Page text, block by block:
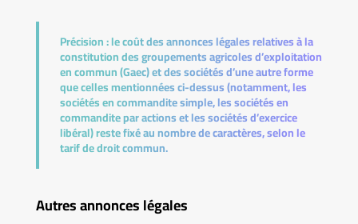
Précision :le coût des annonces légales relatives à la
constitution des groupements agricoles d’exploitation
en commun (Gaec) et des sociétés d’une autre forme
que celles mentionnées ci-dessus (notamment, les
sociétés en commandite simple, les sociétés en
commandite par actions et les sociétés d’exercice
libéral) reste fixé au nombre de caractères, selon le
tarif de droit commun.
Autres annonces légales